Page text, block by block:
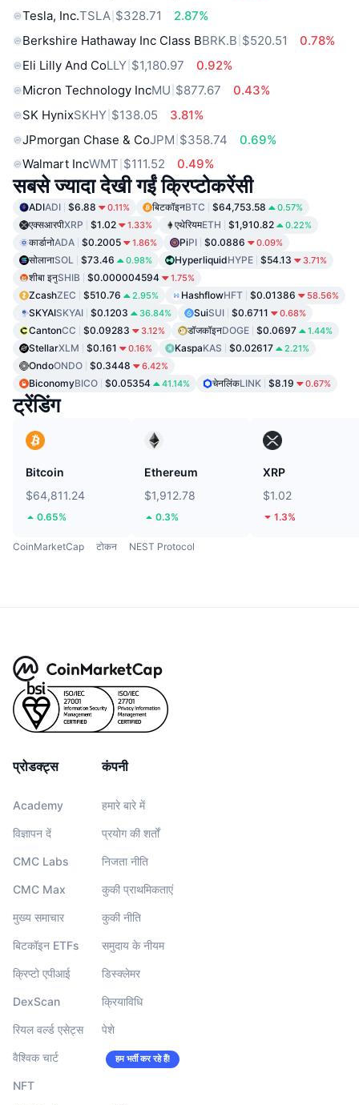
Tesla, Inc.TSLA $328.71
2.87%
Berkshire Hathaway Inc Class BBRK.B $520.51
0.78%
Eli Lilly And CoLLY $1,180.97
0.92%
Micron Technology IncMU $877.67
0.43%
SK HynixSKHY $138.05
3.81%
JPmorgan Chase & CoJPM $358.74
0.69%
Walmart IncWMT $111.52 0.49%
सबसे ज्यादा देखी गईं क्रिप्टोकरेंसी
ADIADI $6.88 0.11% बिटकॉइनBTC $64,753.58 0.57%
एक्सआरपीXRP $1.02 1.33% एथेरियमETH $1,910.82 0.22%
कार्डानोADA $0.2005 1.86% PiPI $0.0886 0.09%
सोलानाSOL $73.46 0.98% HyperliquidHYPE $54.13 3.71%
शीबा इनुSHIB $0.000004594 1.75%
ZcashZEC $510.76 2.95% HashflowHFT $0.01386 58.56%
SKYAISKYAI $0.1203 36.84% SuiSUI $0.6711 0.68%
CantonCC $0.09283 3.12% डॉजकॉइनDOGE $0.0697 1.44%
StellarXLM $0.161 0.16% KaspaKAS $0.02617 2.21%
OndoONDO $0.3448 6.42%
BiconomyBICO $0.05354 41.14% चेनलिंकLINK $8.19 0.67%
ट्रेंडिंग
Bitcoin
$64,811.24
0.65%
Ethereum
$1,912.78
0.3%
XRP
$1.02
1.3%
CoinMarketCap टोकन NEST Protocol
प्रोडक्ट्स
Academy
विज्ञापन दें
CMC Labs
CMC Max
मुख्य समाचार
बिटकॉइन ETFs
क्रिप्टो एपीआई
DexScan
रियल वर्ल्ड एसेट्स
वैश्विक चार्ट
NFT
कंपनी
हमारे बारे में
प्रयोग की शर्तों
निजता नीति
कुकी प्राथमिकताएं
कुकी नीति
समुदाय के नीयम
डिस्क्लेमर
क्रियाविधि
पेशे
हम भर्ती कर रहे हैं!